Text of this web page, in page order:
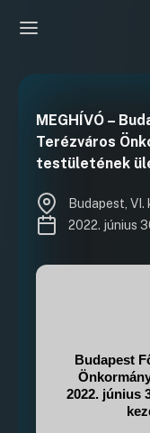
MEGHÍVÓ –
Terézváros
testületének
Budapest,
2022. június
Budapest
2022. június